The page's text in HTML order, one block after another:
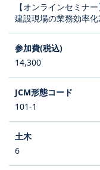
【オンラインセミナ
建設現場の業務効率
14,300
101-1
6